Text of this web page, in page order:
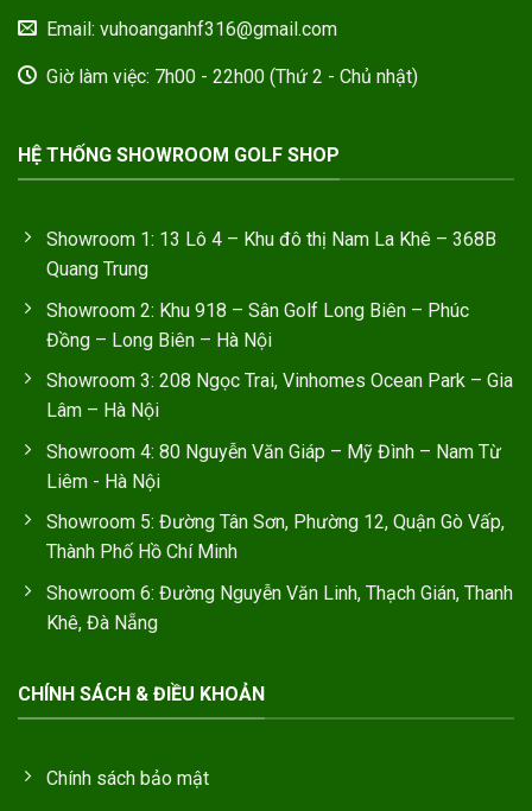
Email: vuhoanganhf316@gmail.com
Giờ làm việc: 7h00 - 22h00 (Thứ 2 - Chủ nhật)
HỆ THỐNG SHOWROOM GOLF SHOP
Showroom 1: 13 Lô 4 – Khu đô thị Nam La Khê – 368B
Quang Trung
Showroom 2: Khu 918 – Sân Golf Long Biên – Phúc
Đồng – Long Biên – Hà Nội
Showroom 3: 208 Ngọc Trai, Vinhomes Ocean Park – Gia
Lâm – Hà Nội
Showroom 4: 80 Nguyễn Văn Giáp – Mỹ Đình – Nam Từ
Liêm - Hà Nội
Showroom 5: Đường Tân Sơn, Phường 12, Quận Gò Vấp,
Thành Phố Hồ Chí Minh
Showroom 6: Đường Nguyễn Văn Linh, Thạch Gián, Thanh
Khê, Đà Nẵng
CHÍNH SÁCH & ĐIỀU KHOẢN
Chính sách bảo mật